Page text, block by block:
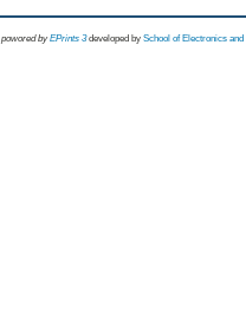
powored byEPrints 3 developed by School of Electronics